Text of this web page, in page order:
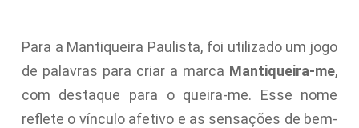
Para a Mantiqueira Paulista, foi utilizado um jogo
de palavras para criar a marca Mantiqueira-me,
com destaque para o queira-me. Esse nome
reflete o vínculo afetivo e as sensações de bem-